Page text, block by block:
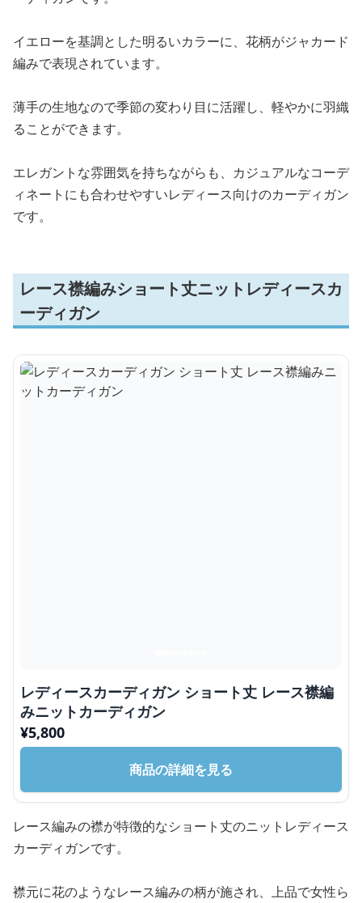
イエローを基調とした明るいカラーに、花柄がジャカード
編みで表現されています。
薄手の生地なので季節の変わり目に活躍し、軽やかに羽織
ることができます。
エレガントな雰囲気を持ちながらも、カジュアルなコーデ
ィネートにも合わせやすいレディース向けのカーディガン
です。
レース襟編みショート丈ニットレディースカ
ーディガン
レディースカーディガン ショート丈 レース襟編
みニットカーディガン
¥5,800
商品の詳細を見る
レース編みの襟が特徴的なショート丈のニットレディース
カーディガンです。
襟元に花のようなレース編みの柄が施され、上品で女性ら